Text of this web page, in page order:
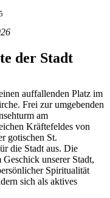
der Stadt
auffallenden Platz im
Frei zur umgebenden
am
Kräftefeldes von
gotischen St.
die Stadt aus. Die
unserer Stadt,
Spiritualität
sich als aktives